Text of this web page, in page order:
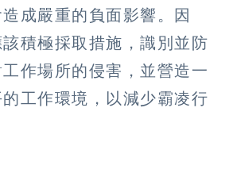
成嚴重的負面影響。因
積極採取措施，識別並防
作場所的侵害，並營造一
工作環境，以減少霸凌行